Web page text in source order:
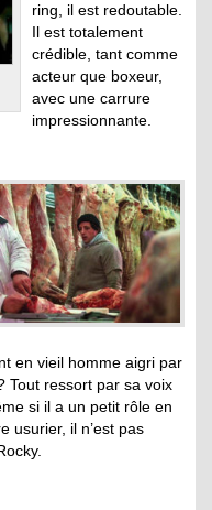
ring, il est redoutable.
Il est totalement
crédible, tant comme
acteur que boxeur,
avec une carrure
impressionnante.
en vieil homme aigri par
Tout ressort par sa voix
si il a un petit rôle en
usurier, il n’est pas